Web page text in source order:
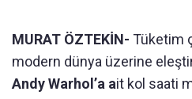
MURAT ÖZTEKİN- Tüketim
modern dünya üzerine
Andy Warhol’a ait kol saati